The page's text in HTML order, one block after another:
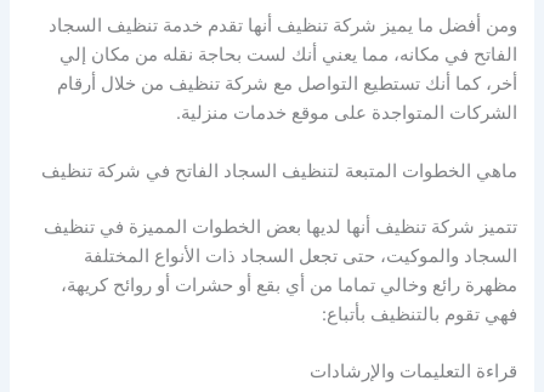
ومن أفضل ما يميز شركة تنظيف أنها تقدم خدمة تنظيف السجاد
الفاتح في مكانه، مما يعني أنك لست بحاجة نقله من مكان إلي
أخر، كما أنك تستطيع التواصل مع شركة تنظيف من خلال أرقام
الشركات المتواجدة على موقع خدمات منزلية.
ماهي الخطوات المتبعة لتنظيف السجاد الفاتح في شركة تنظيف
تتميز شركة تنظيف أنها لديها بعض الخطوات المميزة في تنظيف
السجاد والموكيت، حتى تجعل السجاد ذات الأنواع المختلفة
مظهرة رائع وخالي تماما من أي بقع أو حشرات أو روائح كريهة،
فهي تقوم بالتنظيف بأتباع:
قراءة التعليمات والإرشادات